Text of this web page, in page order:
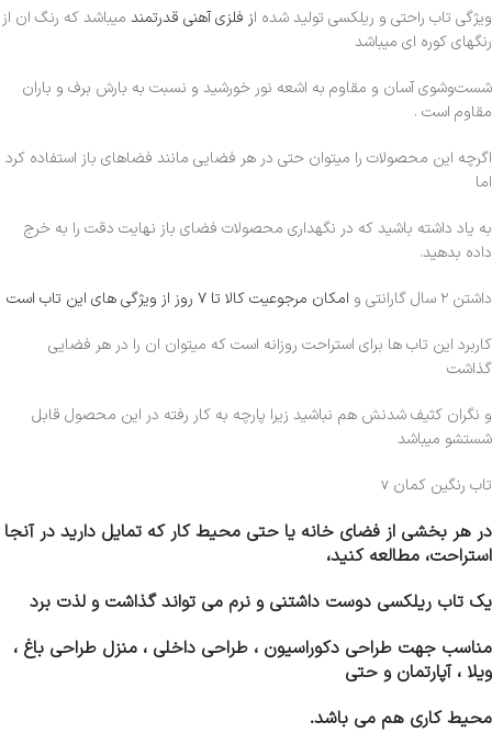
ویژگی تاب راحتی و ریلکسی تولید شده از فلزی آهنی قدرتمند میباشد که رنگ ان از
رنگهای کوره ای میباشد
شست‌وشوی آسان و مقاوم به اشعه نور خورشید و نسبت به بارش برف و باران
مقاوم است .
اگرچه این محصولات را میتوان حتی در هر فضایی مانند فضاهای باز استفاده کرد
اما
به یاد داشته باشید که در نگهداری محصولات فضای باز نهایت دقت را به خرج
داده بدهید.
داشتن ۲ سال گارانتی و
امکان مرجوعیت کالا تا ۷ روز از ویژگی های این تاب است
کاربرد این تاب ها برای استراحت روزانه است که میتوان ان را در هر فضایی
گذاشت
و نگران کثیف شدنش هم نباشید زیرا پارچه به کار رفته در این محصول قابل
شستشو میباشد
تاب رنگین کمان v
در هر بخشی از فضای خانه یا حتی محیط کار که تمایل دارید در آنجا
استراحت، مطالعه کنید،
یک تاب ریلکسی دوست داشتنی و نرم می تواند گذاشت و لذت برد
مناسب جهت طراحی دکوراسیون ، طراحی داخلی ، منزل طراحی باغ ،
ویلا ، آپارتمان و حتی
محیط کاری هم می باشد.